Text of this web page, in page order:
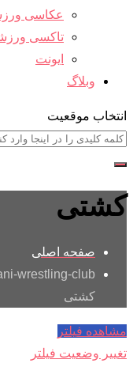
عکاسی
تاکسی
ایونت
وبلاگ
انتخاب موقعیت
کشتی
صفحه اصلی
wrestling-club/
کشتی
مشاهده فیلتر
تغییر وضعیت فیلتر